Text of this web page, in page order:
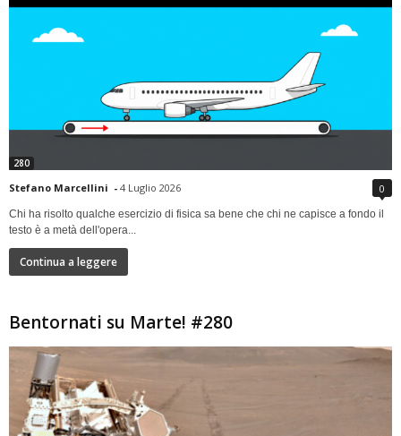
280
Stefano Marcellini - 4 Luglio 2026 0
Chi ha risolto qualche esercizio di fisica sa bene che chi ne capisce a fondo il
testo è a metà dell'opera...
Continua a leggere
Bentornati su Marte! #280